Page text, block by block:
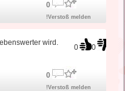
0
!Verstoß melden
0 0
wird.
0
!Verstoß melden